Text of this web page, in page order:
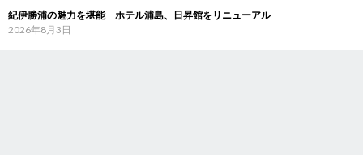
紀伊勝浦の魅力を堪能 ホテル浦島、日昇館をリニューアル
2026年8月3日